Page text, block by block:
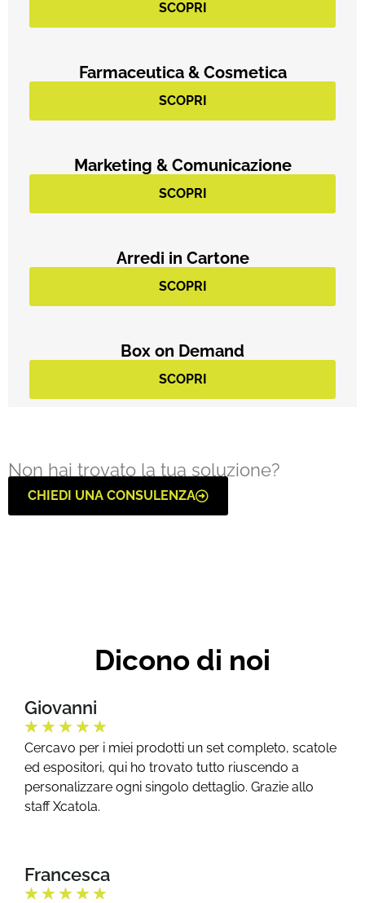
SCOPRI
Farmaceutica & Cosmetica
SCOPRI
Marketing & Comunicazione
SCOPRI
Arredi in Cartone
SCOPRI
Box on Demand
SCOPRI
Non hai trovato la tua soluzione?
CHIEDI UNA CONSULENZA
Dicono di noi
Giovanni
★ ★ ★ ★ ★
Cercavo per i miei prodotti un set completo, scatole
ed espositori, qui ho trovato tutto riuscendo a
personalizzare ogni singolo dettaglio. Grazie allo
staff Xcatola.
Francesca
★ ★ ★ ★ ★